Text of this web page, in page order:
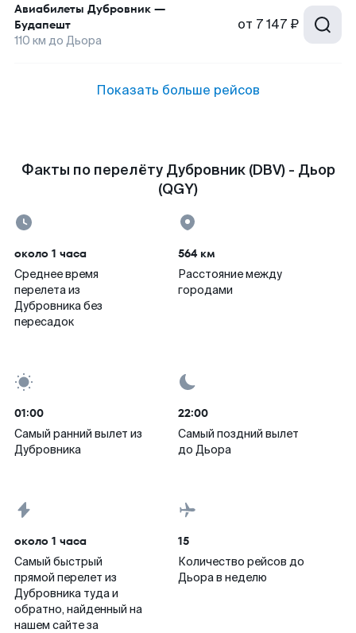
Авиабилеты Дубровник —
Будапешт
110 км до Дьора
от 7 147 ₽
Показать больше рейсов
Факты по перелёту Дубровник (DBV) - Дьор
(QGY)
около 1 часа
Среднее время
перелета из
Дубровника без
пересадок
564 км
Расстояние между
городами
01:00
Самый ранний вылет из
Дубровника
22:00
Самый поздний вылет
до Дьора
около 1 часа
Самый быстрый
прямой перелет из
Дубровника туда и
обратно, найденный на
нашем сайте за
15
Количество рейсов до
Дьора в неделю